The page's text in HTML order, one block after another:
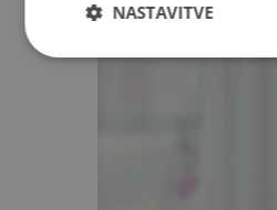
NASTAVITVE